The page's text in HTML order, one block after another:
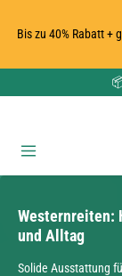
Bis zu 40% Rabatt +
Westernreiten:
und Alltag
Solide Ausstattung